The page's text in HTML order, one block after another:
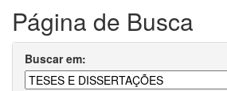
Página de Busca
Buscar em: